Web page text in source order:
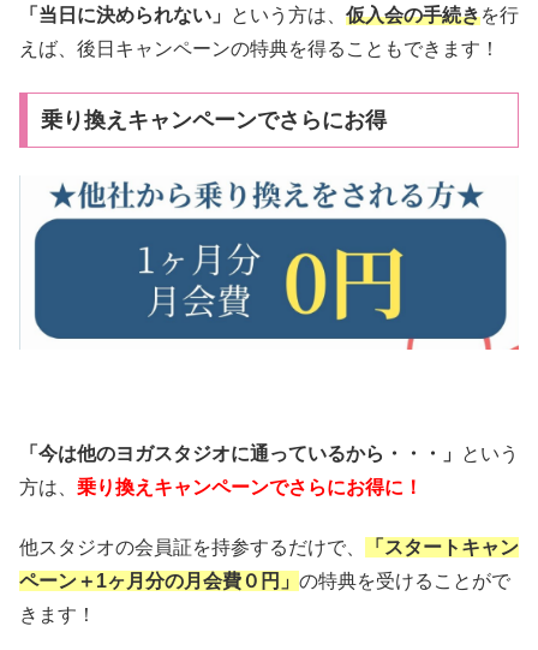
「当日に決められない」 という方は、 仮入会の手続きを行
えば、後日キャンペーンの特典を得ることもできます！
乗り換えキャンペーンでさらにお得
「今は他のヨガスタジオに通っているから・・・」
という
方は、 乗り換えキャンペーンでさらにお得に！
他スタジオの会員証を持参するだけで、
「スタートキャン
ペーン＋1ヶ月分の月会費０円」 の特典を受けることがで
きます！